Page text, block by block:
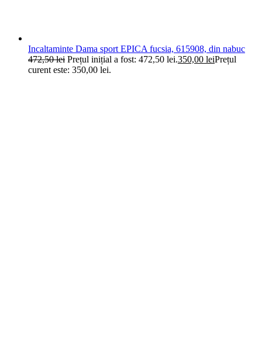
Incaltaminte Dama sport EPICA fucsia, 615908, din nabuc
472,50lei Prețul inițial a fost: 472,50 lei.350,00 leiPrețul
curent este: 350,00 lei.